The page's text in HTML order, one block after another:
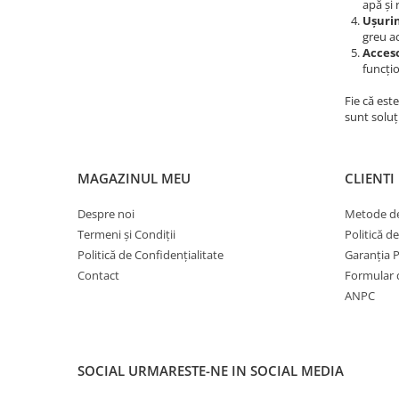
apă și
greu
Fie că
sunt
MAGAZINUL MEU
Despre noi
Termeni și Condiții
Politică de Confidențialitate
Contact
CLIENTI
Metode
Politică
Garanția
Formular
ANPC
SOCIAL URMARESTE-NE IN SOCIAL MEDIA